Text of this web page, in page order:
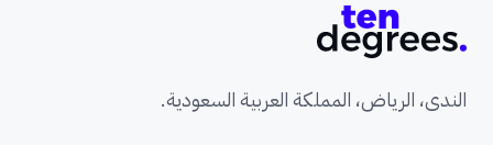
الندى، الرياض، المملكة العربية السعودية.